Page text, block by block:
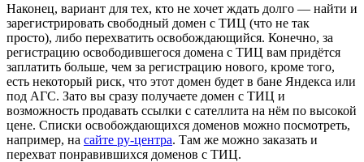
Наконец, вариант для тех, кто не хочет ждать долго — найти и
зарегистрировать свободный домен с ТИЦ (что не так
просто), либо перехватить освобождающийся. Конечно, за
регистрацию освободившегося домена с ТИЦ вам придётся
заплатить больше, чем за регистрацию нового, кроме того,
есть некоторый риск, что этот домен будет в бане Яндекса или
под АГС. Зато вы сразу получаете домен с ТИЦ и
возможность продавать ссылки с сателлита на нём по высокой
цене. Списки освобождающихся доменов можно посмотреть,
например, на сайте ру-центра. Там же можно заказать и
перехват понравившихся доменов с ТИЦ.